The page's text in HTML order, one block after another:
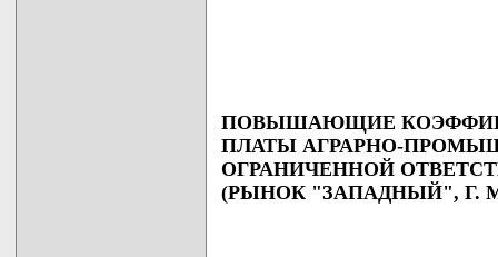
ПОВЫШАЮЩИЕ
ПЛАТЫ АГРАРНО-
ОГРАНИЧЕННОЙ
(РЫНОК "ЗАПАДНЫЙ", Г.